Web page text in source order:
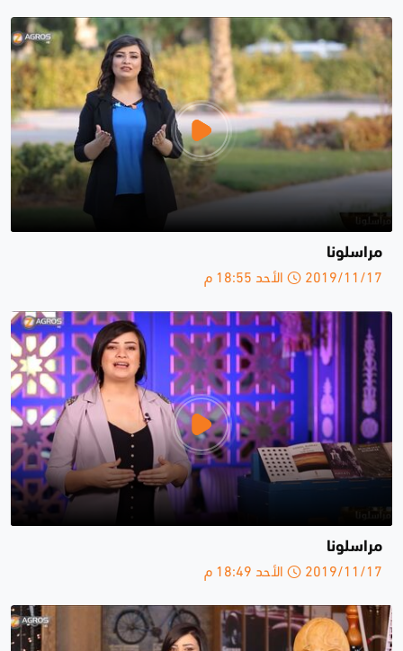
مراسلونا
2019/11/17 الأحد 18:55 م
مراسلونا
2019/11/17 الأحد 18:49 م